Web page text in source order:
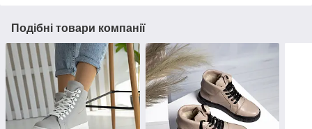
Подібні товари компанії